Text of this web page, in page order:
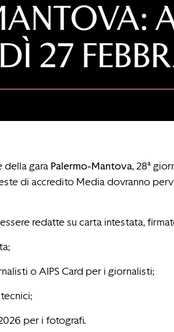
27
della gara Palermo-Mantova, 28ª
di accredito Media dovranno
redatte su carta intestata,
o AIPS Card per i giornalisti;
per i fotografi.